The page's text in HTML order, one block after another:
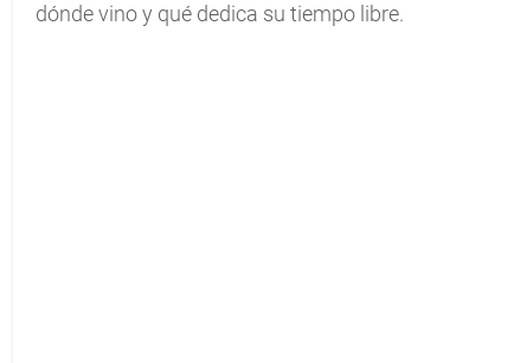
dónde vino y qué dedica su tiempo libre.